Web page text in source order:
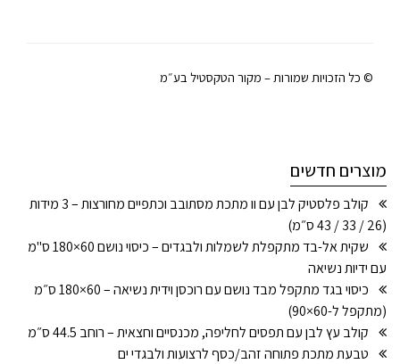
© כל הזכויות שמורות – מקור הטקסטיל בע״מ
מוצרים חדשים
קולב פלסטיק לבן עם וו מתכת מסתובב וכתפיים מחורצות – 3 מידות
(26 / 33 / 43 ס״מ)
שקית אל-בד מתקפלת לשמלות ולבגדים – כיסוי נושם 60×180 ס"מ
עם ידיות נשיאה
כיסוי בגד מתקפל מבד נושם עם רוכסן וידית נשיאה – 60×180 ס״מ
(מתקפל ל-60×90)
קולב עץ לבן עם תפסים לחליפה, מכנסיים וחצאית – רוחב 44.5 ס״מ
טבעת מתכת פתוחה זהב/כסף לרצועות ולבגדי ים